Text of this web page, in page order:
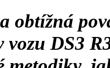
obtížná
vozu DS3